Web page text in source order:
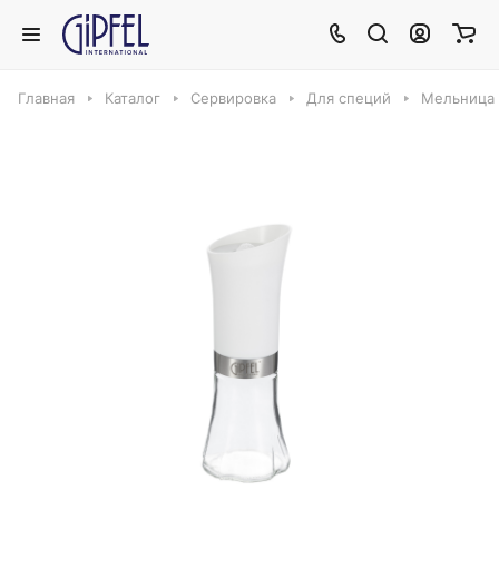
Главная Каталог Сервировка Для специй Мельница